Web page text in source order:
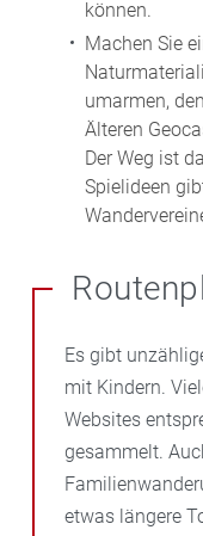
können.
Machen Sie
umarmen,
Älteren
Der Weg ist
Spielideen
Es gibt
mit Kindern.
Websites
gesammelt.
etwas längere